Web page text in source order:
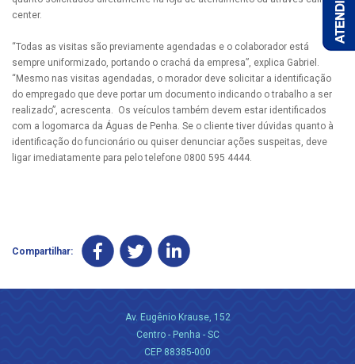
center.
“Todas as visitas são previamente agendadas e o colaborador está
sempre uniformizado, portando o crachá da empresa”, explica Gabriel.
“Mesmo nas visitas agendadas, o morador deve solicitar a identificação
do empregado que deve portar um documento indicando o trabalho a ser
realizado”, acrescenta. Os veículos também devem estar identificados
com a logomarca da Águas de Penha. Se o cliente tiver dúvidas quanto à
identificação do funcionário ou quiser denunciar ações suspeitas, deve
ligar imediatamente para pelo telefone 0800 595 4444.
Compartilhar:
Av. Eugênio Krause, 152
Centro - Penha - SC
CEP 88385-000